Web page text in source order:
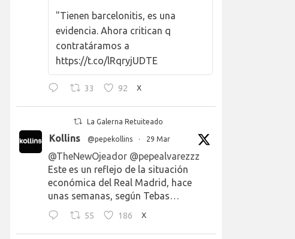
"Tienen barcelonitis, es una
evidencia. Ahora critican q
contratáramos a
https://t.co/lRqryjUDTE
33 92 X
La Galerna Retuiteado
Kollins @pepekollins · 29 Mar
@TheNewOjeador @pepealvarezzz
Este es un reflejo de la situación
económica del Real Madrid, hace
unas semanas, según Tebas…
55 186 X